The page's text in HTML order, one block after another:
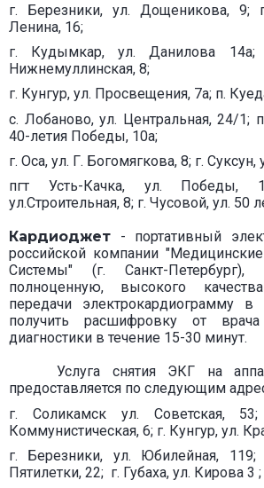
г. Березники, ул. Дощеникова, 9;
Ленина, 16;
г. Кудымкар, ул. Данилова 14а;
Нижнемуллинская, 8;
г. Кунгур, ул. Просвещения, 7а; п.
с. Лобаново, ул. Центральная, 24/1;
40-летия Победы, 10а;
г. Оса, ул. Г. Богомягкова, 8; г.
пгт Усть-Качка, ул. Победы,
ул.Строительная, 8; г. Чусовой, ул. 50
Кардиоджет
- портативный
российской компании
Системы" (г. Санкт-Петербург),
полноценную, высокого
передачи электрокардиограмму
получить расшифровку от врача
диагностики в течение 15-30 минут.
Услуга снятия ЭКГ на
предоставляется по следующим
г. Соликамск ул. Советская,
Коммунистическая, 6; г. Кунгур, ул.
г. Березники, ул. Юбилейная, 119;
Пятилетки, 22; г. Губаха, ул. Кирова 3 ;